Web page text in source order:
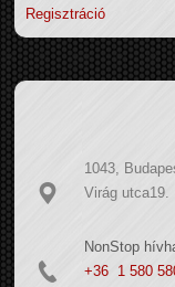
Regisztráció
1043,
Virág utca19.
NonStop
+36 1 580